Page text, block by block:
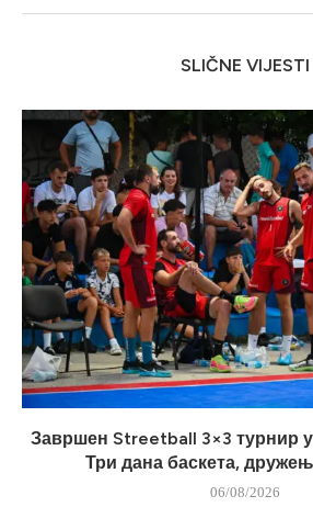
SLIČNE VIJESTI
Завршен Streetball 3×3 турнир
Три дана баскета,
06/08/2026